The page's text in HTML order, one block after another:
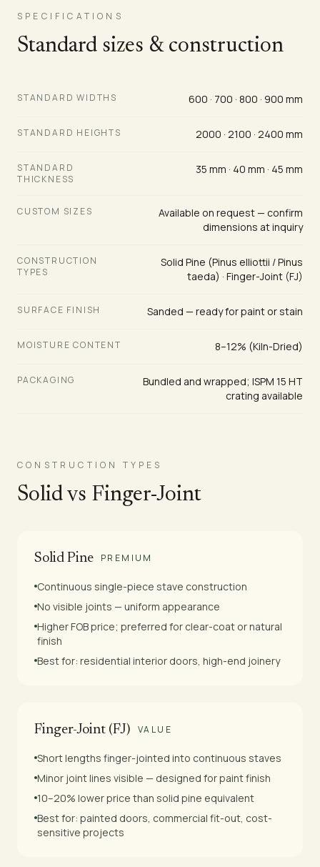
SPECIFICATIONS
Standard sizes & construction
STANDARD WIDTHS 600 · 700 · 800 · 900 mm
STANDARD HEIGHTS 2000 · 2100 · 2400 mm
STANDARD
THICKNESS
35 mm · 40 mm · 45 mm
CUSTOM SIZES
Available on request — confirm
dimensions at inquiry
CONSTRUCTION
TYPES
Solid Pine (Pinus elliottii / Pinus
taeda) · Finger-Joint (FJ)
SURFACE FINISH Sanded — ready for paint or stain
MOISTURE CONTENT 8–12% (Kiln-Dried)
PACKAGING
Bundled and wrapped; ISPM 15 HT
crating available
CONSTRUCTION TYPES
Solid vs Finger-Joint
Solid Pine PREMIUM
Continuous single-piece stave construction
No visible joints — uniform appearance
Higher FOB price; preferred for clear-coat or natural
finish
Best for: residential interior doors, high-end joinery
Finger-Joint (FJ) VALUE
Short lengths finger-jointed into continuous staves
Minor joint lines visible — designed for paint finish
10–20% lower price than solid pine equivalent
Best for: painted doors, commercial fit-out, cost-
sensitive projects